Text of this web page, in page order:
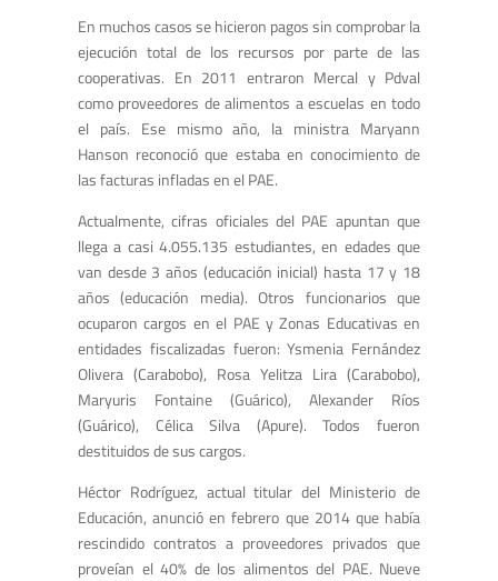
En muchos casos se hicieron pagos sin comprobar la
ejecución total de los recursos por parte de las
cooperativas. En 2011 entraron Mercal y Pdval
como proveedores de alimentos a escuelas en todo
el país. Ese mismo año, la ministra Maryann
Hanson reconoció que estaba en conocimiento de
las facturas infladas en el PAE.
Actualmente, cifras oficiales del PAE apuntan que
llega a casi 4.055.135 estudiantes, en edades que
van desde 3 años (educación inicial) hasta 17 y 18
años (educación media). Otros funcionarios que
ocuparon cargos en el PAE y Zonas Educativas en
entidades fiscalizadas fueron: Ysmenia Fernández
Olivera (Carabobo), Rosa Yelitza Lira (Carabobo),
Maryuris Fontaine (Guárico), Alexander Ríos
(Guárico), Célica Silva (Apure). Todos fueron
destituidos de sus cargos.
Héctor Rodríguez, actual titular del Ministerio de
Educación, anunció en febrero que 2014 que había
rescindido contratos a proveedores privados que
proveían el 40% de los alimentos del PAE. Nueve